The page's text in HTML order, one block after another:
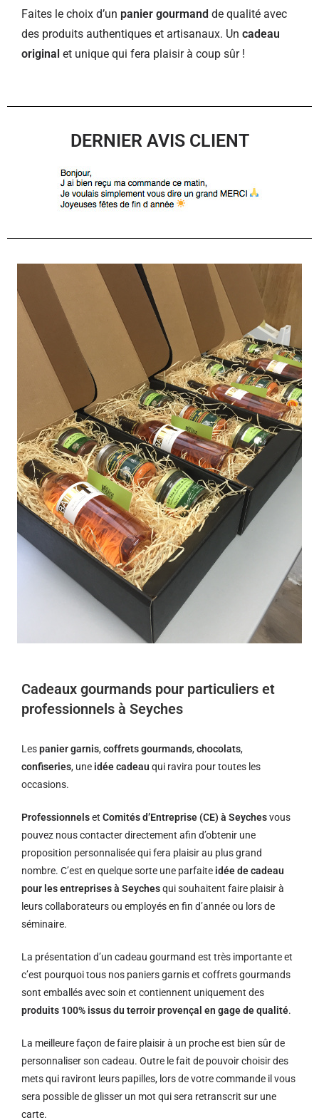
Faites le choix d’un panier gourmand de qualité avec
des produits authentiques et artisanaux. Un cadeau
original et unique qui fera plaisir à coup sûr !
DERNIER AVIS CLIENT
Cadeaux gourmands pour particuliers et
professionnels à Seyches
Lespanier garnis,coffrets gourmands,chocolats,
confiseries, une idée cadeau qui ravira pour toutes les
occasions.
Professionnelset Comités d’Entreprise (CE) à Seychesvous
pouvez nous contacter directement afin d’obtenir une
proposition personnalisée qui fera plaisir au plus grand
nombre. C’est en quelque sorte une parfaite idée de cadeau
pour les entreprises à Seychesqui souhaitent faire plaisir à
leurs collaborateurs ou employés en fin d’année ou lors de
séminaire.
La présentation d’un cadeau gourmand est très importante et
c’est pourquoi tous nos paniers garnis et coffrets gourmands
sont emballés avec soin et contiennent uniquement des
produits 100% issus du terroir provençal en gage de qualité.
La meilleure façon de faire plaisir à un proche est bien sûr de
personnaliser son cadeau. Outre le fait de pouvoir choisir des
mets qui raviront leurs papilles, lors de votre commande il vous
sera possible de glisser un mot qui sera retranscrit sur une
carte.